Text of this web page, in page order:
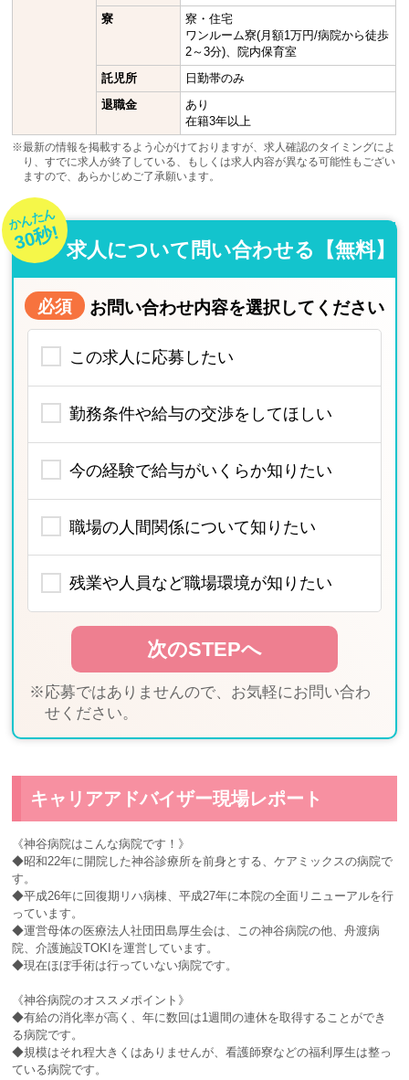
寮
寮・住宅
ワンルーム寮(月額1万円/病院から徒歩
2～3分)、院内保育室
託児所
日勤帯のみ
退職金
あり
在籍3年以上
※最新の情報を掲載するよう心がけておりますが、求人確認のタイミングによ
り、すでに求人が終了している、もしくは求人内容が異なる可能性もござい
ますので、あらかじめご了承願います。
かんたん
30秒! 求人について問い合わせる【無料】
必須 お問い合わせ内容を選択してください
この求人に応募したい
勤務条件や給与の交渉をしてほしい
今の経験で給与がいくらか知りたい
職場の人間関係について知りたい
残業や人員など職場環境が知りたい
※応募ではありませんので、お気軽にお問い合わ
せください。
キャリアアドバイザー現場レポート
《神谷病院はこんな病院です！》
◆昭和22年に開院した神谷診療所を前身とする、ケアミックスの病院で
す。
◆平成26年に回復期リハ病棟、平成27年に本院の全面リニューアルを行
っています。
◆運営母体の医療法人社団田島厚生会は、この神谷病院の他、舟渡病
院、介護施設TOKIを運営しています。
◆現在ほぼ手術は行っていない病院です。
《神谷病院のオススメポイント》
◆有給の消化率が高く、年に数回は1週間の連休を取得することができ
る病院です。
◆規模はそれ程大きくはありませんが、看護師寮などの福利厚生は整っ
ている病院です。